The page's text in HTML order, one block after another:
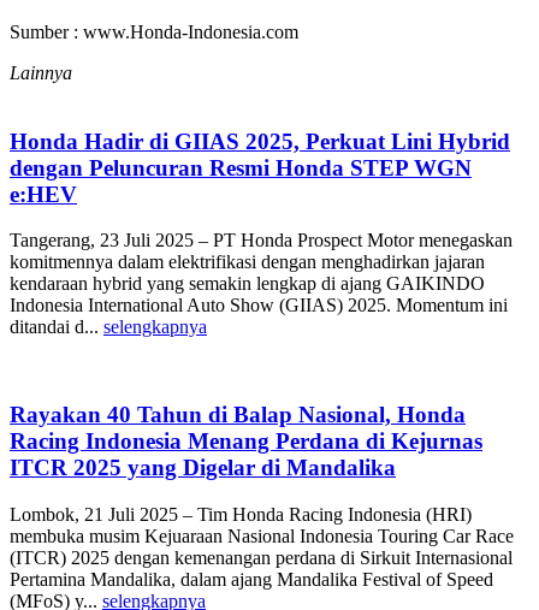
Sumber : www.Honda-Indonesia.com
Lainnya
Honda Hadir di GIIAS 2025, Perkuat Lini Hybrid
dengan Peluncuran Resmi Honda STEP WGN
e:HEV
Tangerang, 23 Juli 2025 – PT Honda Prospect Motor menegaskan
komitmennya dalam elektrifikasi dengan menghadirkan jajaran
kendaraan hybrid yang semakin lengkap di ajang GAIKINDO
Indonesia International Auto Show (GIIAS) 2025. Momentum ini
ditandai d... selengkapnya
Rayakan 40 Tahun di Balap Nasional, Honda
Racing Indonesia Menang Perdana di Kejurnas
ITCR 2025 yang Digelar di Mandalika
Lombok, 21 Juli 2025 – Tim Honda Racing Indonesia (HRI)
membuka musim Kejuaraan Nasional Indonesia Touring Car Race
(ITCR) 2025 dengan kemenangan perdana di Sirkuit Internasional
Pertamina Mandalika, dalam ajang Mandalika Festival of Speed
(MFoS) y... selengkapnya